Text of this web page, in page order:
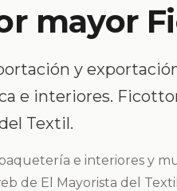
mayor
y
e interiores.
Textil.
e interiores y
de El Mayorista del